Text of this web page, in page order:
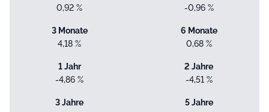
0,92 %
-0,96 %
3 Monate
4,18 %
6 Monate
0,68 %
1 Jahr
-4,86 %
2 Jahre
-4,51 %
3 Jahre
5 Jahre